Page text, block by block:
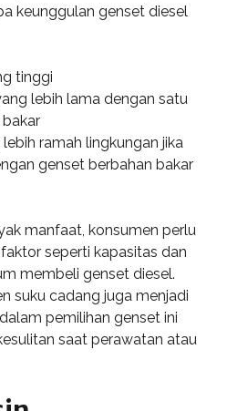
keunggulan genset diesel
tinggi
lebih lama dengan satu
ramah lingkungan jika
genset berbahan bakar
manfaat, konsumen perlu
seperti kapasitas dan
membeli genset diesel.
suku cadang juga menjadi
pemilihan genset ini
saat perawatan atau